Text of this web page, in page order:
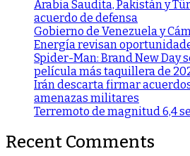
Arabia Saudita, Pakistán y
acuerdo de defensa
Gobierno de Venezuela y
Energía revisan
Spider-Man: Brand New Day
película más taquillera de
Irán descarta firmar
amenazas militares
Terremoto de magnitud 6,4
Recent Comments